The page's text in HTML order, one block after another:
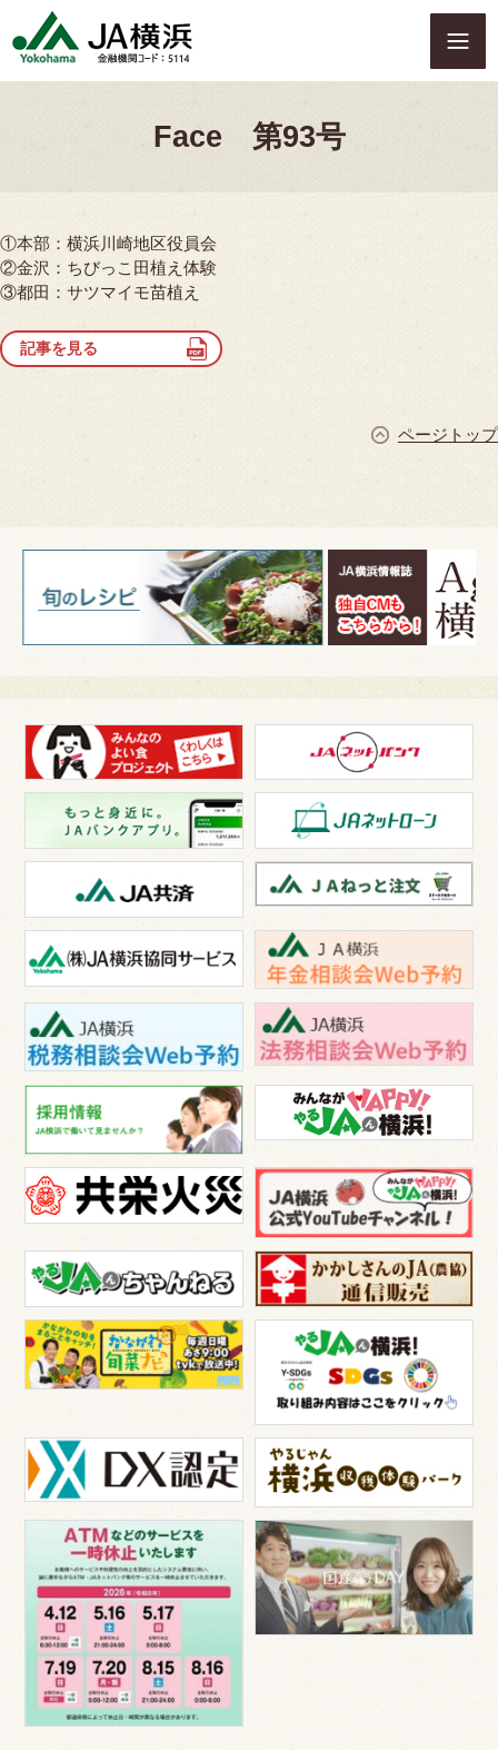
p
e
n
t
Face 第93号
①本部：横浜川崎地区役員会
②金沢：ちびっこ田植え体験
③都田：サツマイモ苗植え
記事を見る
ページトップ